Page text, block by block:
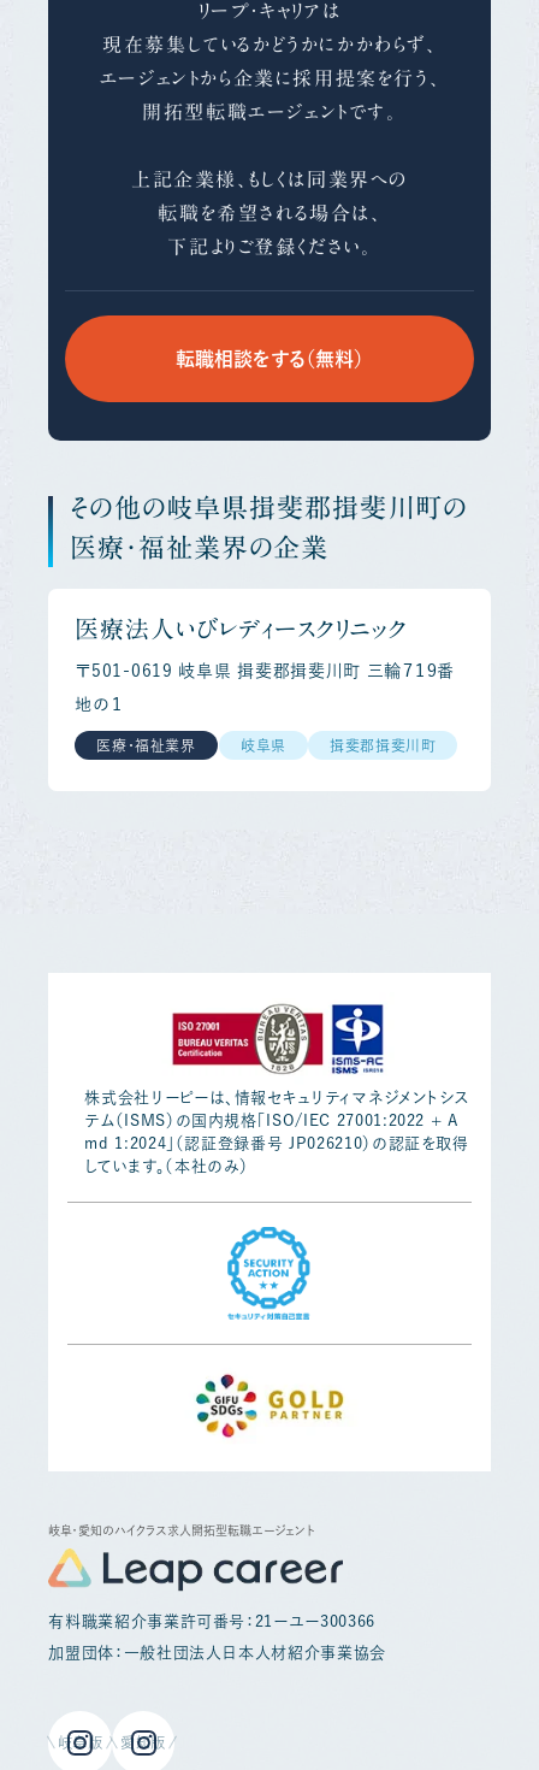
リープ・キャリアは
現在募集しているかどうかにかかわらず、
エージェントから企業に採用提案を行う、
開拓型転職エージェントです。
上記企業様、もしくは同業界への
転職を希望される場合は、
下記よりご登録ください。
転職相談をする（無料）
その他の岐阜県揖斐郡揖斐川町の
医療・福祉業界の企業
医療法人いびレディースクリニック
〒501-0619 岐阜県 揖斐郡揖斐川町 三輪７１９番
地の１
医療・福祉業界 岐阜県 揖斐郡揖斐川町
株式会社リーピーは、情報セキュリティマネジメントシス
テム（ISMS）の国内規格「ISO/IEC 27001:2022 + A
md 1:2024」（認証登録番号 JP026210）の認証を取得
しています。（本社のみ）
岐阜・愛知のハイクラス求人開拓型転職エージェント
有料職業紹介事業許可番号：21ーユー300366
加盟団体：一般社団法人日本人材紹介事業協会
岐阜版 愛知版